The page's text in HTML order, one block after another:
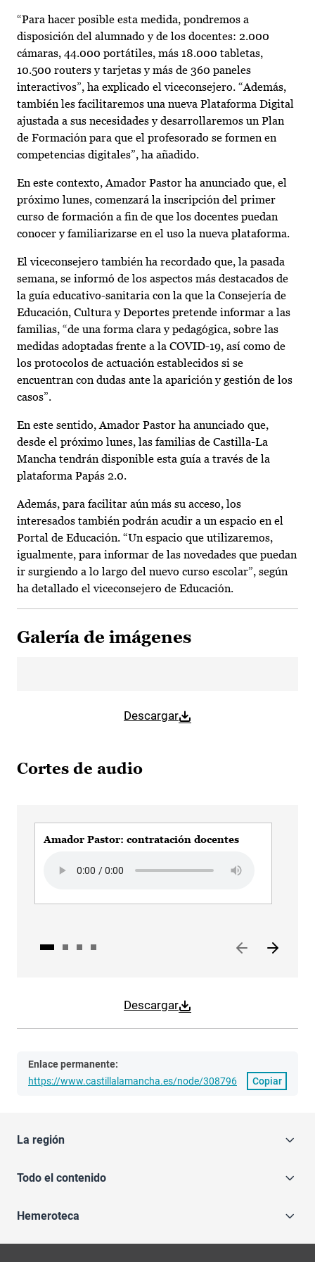
“Para hacer posible esta medida, pondremos a
disposición del alumnado y de los docentes: 2.000
cámaras, 44.000 portátiles, más 18.000 tabletas,
10.500 routers y tarjetas y más de 360 paneles
interactivos”, ha explicado el viceconsejero. “Además,
también les facilitaremos una nueva Plataforma Digital
ajustada a sus necesidades y desarrollaremos un Plan
de Formación para que el profesorado se formen en
competencias digitales”, ha añadido.
En este contexto, Amador Pastor ha anunciado que, el
próximo lunes, comenzará la inscripción del primer
curso de formación a fin de que los docentes puedan
conocer y familiarizarse en el uso la nueva plataforma.
El viceconsejero también ha recordado que, la pasada
semana, se informó de los aspectos más destacados de
la guía educativo-sanitaria con la que la Consejería de
Educación, Cultura y Deportes pretende informar a las
familias, “de una forma clara y pedagógica, sobre las
medidas adoptadas frente a la COVID-19, así como de
los protocolos de actuación establecidos si se
encuentran con dudas ante la aparición y gestión de los
casos”.
En este sentido, Amador Pastor ha anunciado que,
desde el próximo lunes, las familias de Castilla-La
Mancha tendrán disponible esta guía a través de la
plataforma Papás 2.0.
Además, para facilitar aún más su acceso, los
interesados también podrán acudir a un espacio en el
Portal de Educación. “Un espacio que utilizaremos,
igualmente, para informar de las novedades que puedan
ir surgiendo a lo largo del nuevo curso escolar”, según
ha detallado el viceconsejero de Educación.
Galería de imágenes
Descargar
Cortes de audio
Descargar
Amador Pastor: contratación docentes
Enlace permanente:
https://www.castillalamancha.es/node/308796
Copiar
La región
Todo el contenido
Hemeroteca